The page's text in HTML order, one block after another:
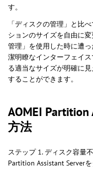
す。
「ディスクの管理」と比
ションのサイズを自由に
管理」を使用した時に遭
潔明瞭なインターフェイ
る適当なサイズが明確に
することができます。
AOMEI
方法
ステップ 1. ディスク容量
Partition Assistant Server